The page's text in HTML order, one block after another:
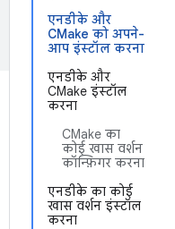
एनडीके और
CMake को अपने-
आप इंस्टॉल करना
एनडीके और
CMake इंस्टॉल
करना
CMake का
कोई खास वर्शन
कॉन्फ़िगर करना
एनडीके का कोई
खास वर्शन इंस्टॉल
करना